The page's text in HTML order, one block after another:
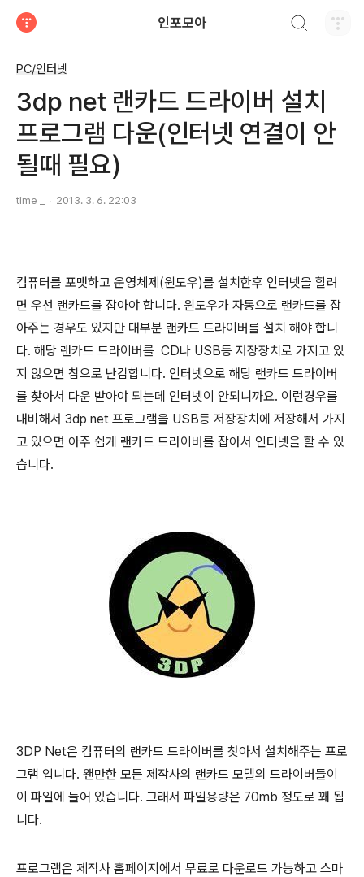
인포모아
PC/인터넷
3dp net 랜카드 드라이버 설치
프로그램 다운(인터넷 연결이 안
될때 필요)
time _ 2013. 3. 6. 22:03
컴퓨터를 포맷하고 운영체제(윈도우)를 설치한후 인터넷을 할려
면 우선 랜카드를 잡아야 합니다. 윈도우가 자동으로 랜카드를 잡
아주는 경우도 있지만 대부분 랜카드 드라이버를 설치 해야 합니
다. 해당 랜카드 드라이버를 CD나 USB등 저장장치로 가지고 있
지 않으면 참으로 난감합니다. 인터넷으로 해당 랜카드 드라이버
를 찾아서 다운 받아야 되는데 인터넷이 안되니까요. 이런경우를
대비해서 3dp net 프로그램을 USB등 저장장치에 저장해서 가지
고 있으면 아주 쉽게 랜카드 드라이버를 잡아서 인터넷을 할 수 있
습니다.
3DP Net은 컴퓨터의 랜카드 드라이버를 찾아서 설치해주는 프로
그램 입니다. 왠만한 모든 제작사의 랜카드 모델의 드라이버들이
이 파일에 들어 있습니다. 그래서 파일용량은 70mb 정도로 꽤 됩
니다.
프로그램은 제작사 홈페이지에서 무료로 다운로드 가능하고 스마